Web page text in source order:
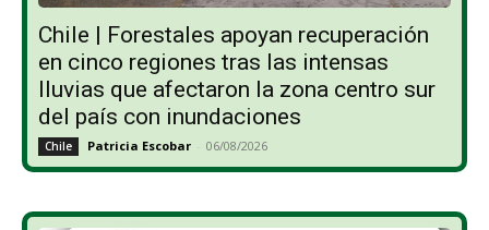
Chile | Forestales apoyan recuperación
en cinco regiones tras las intensas
lluvias que afectaron la zona centro sur
del país con inundaciones
Chile Patricia Escobar - 06/08/2026